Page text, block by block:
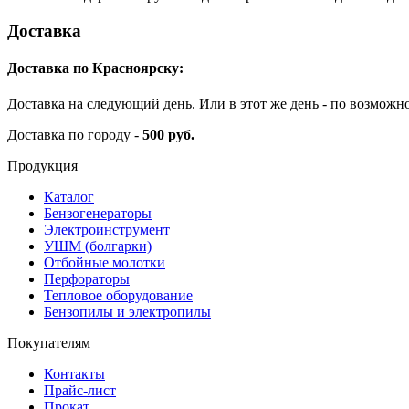
Доставка
Доставка по Красноярску:
Доставка на следующий день. Или в этот же день - по
Доставка по городу - 500 руб.
Продукция
Каталог
Бензогенераторы
Электроинструмент
УШМ (болгарки)
Отбойные молотки
Перфораторы
Тепловое оборудование
Бензопилы и электропилы
Покупателям
Контакты
Прайс-лист